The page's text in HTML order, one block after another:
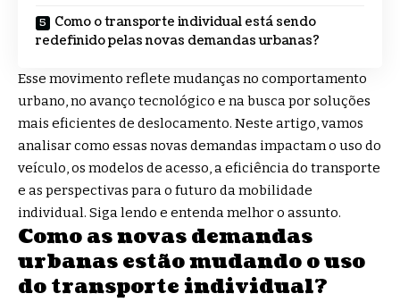
Como o transporte individual está sendo
redefinido pelas novas demandas urbanas?
Esse movimento reflete mudanças no comportamento
urbano, no avanço tecnológico e na busca por soluções
mais eficientes de deslocamento. Neste artigo, vamos
analisar como essas novas demandas impactam o uso do
veículo, os modelos de acesso, a eficiência do transporte
e as perspectivas para o futuro da mobilidade
individual. Siga lendo e entenda melhor o assunto.
Como as novas demandas
urbanas estão mudando o uso
do transporte individual?